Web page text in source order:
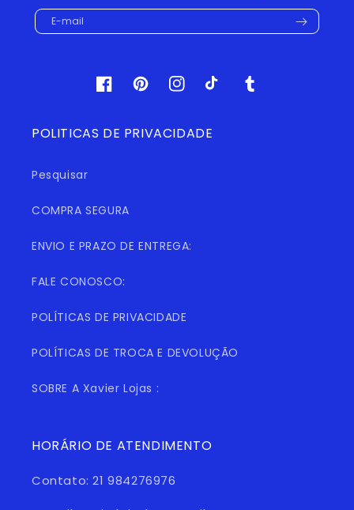
E-mail
FacebookPinterestInstagram
TikTok Tumblr
POLITICAS DE PRIVACIDADE
Pesquisar
COMPRA SEGURA
ENVIO E PRAZO DE ENTREGA:
FALE CONOSCO:
POLÍTICAS DE PRIVACIDADE
POLÍTICAS DE TROCA E DEVOLUÇÃO
SOBRE A Xavier Lojas :
HORÁRIO DE ATENDIMENTO
Contato: 21 984276976